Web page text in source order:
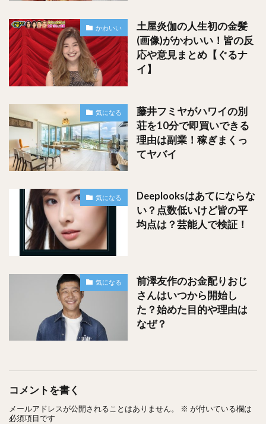
ちなみに景色に関してはこちら
かわいい
土屋炎伽の人生初の金髪
(画像)がかわいい！皆の反
応や意見まとめ【ぐるナ
イ】
気になる
藤井フミヤがハワイの別
荘を10分で即買いできる
理由は副業！稼ぎまくっ
てヤバイ
気になる
Deeplooksはあてにならな
い？点数低いけど皆の平
均点は？芸能人で検証！
気になる
前澤友作のお金配りおじ
さんはいつから開始し
た？始めた目的や理由は
なぜ？
コメントを書く
メールアドレスが公開されることはありません。 ※ が付いている欄は
必須項目です